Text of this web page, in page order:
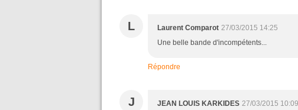
L Laurent Comparot 27/03/2015 14:25
Une belle bande d'incompétents...
Répondre
J JEAN LOUIS KARKIDES 27/03/2015 10:09